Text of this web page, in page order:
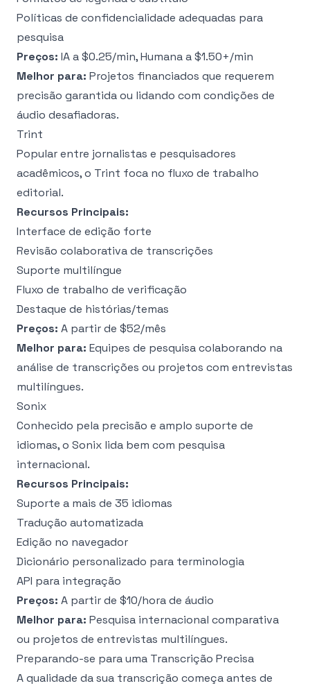
Políticas de confidencialidade adequadas para
pesquisa
Preços: IA a $0.25/min, Humana a $1.50+/min
Melhor para: Projetos financiados que requerem
precisão garantida ou lidando com condições de
áudio desafiadoras.
Trint
Popular entre jornalistas e pesquisadores
acadêmicos, o Trint foca no fluxo de trabalho
editorial.
Recursos Principais:
Interface de edição forte
Revisão colaborativa de transcrições
Suporte multilíngue
Fluxo de trabalho de verificação
Destaque de histórias/temas
Preços: A partir de $52/mês
Melhor para: Equipes de pesquisa colaborando na
análise de transcrições ou projetos com entrevistas
multilíngues.
Sonix
Conhecido pela precisão e amplo suporte de
idiomas, o Sonix lida bem com pesquisa
internacional.
Recursos Principais:
Suporte a mais de 35 idiomas
Tradução automatizada
Edição no navegador
Dicionário personalizado para terminologia
API para integração
Preços: A partir de $10/hora de áudio
Melhor para: Pesquisa internacional comparativa
ou projetos de entrevistas multilíngues.
Preparando-se para uma Transcrição Precisa
A qualidade da sua transcrição começa antes de